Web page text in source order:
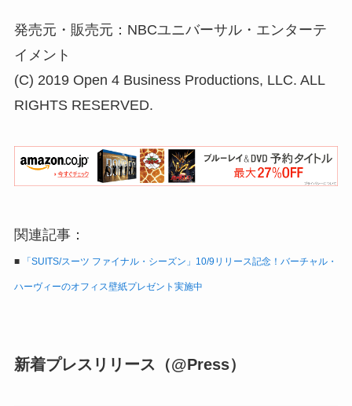
発売元・販売元：NBCユニバーサル・エンターテ
イメント
(C) 2019 Open 4 Business Productions, LLC. ALL
RIGHTS RESERVED.
関連記事：
■ 「SUITS/スーツ ファイナル・シーズン」10/9リリース記念！バーチャル・
ハーヴィーのオフィス壁紙プレゼント実施中
新着プレスリリース（@Press）